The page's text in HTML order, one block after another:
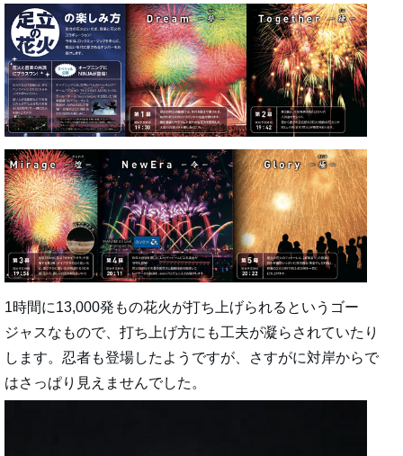
1時間に13,000発もの花火が打ち上げられるというゴー
ジャスなもので、打ち上げ方にも工夫が凝らされていたり
します。忍者も登場したようですが、さすがに対岸からで
はさっぱり見えませんでした。